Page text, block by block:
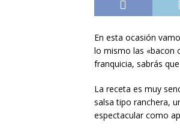
En esta ocasión
lo mismo las «bacon
franquicia, sabrás
La receta es muy
salsa tipo ranchera,
espectacular como